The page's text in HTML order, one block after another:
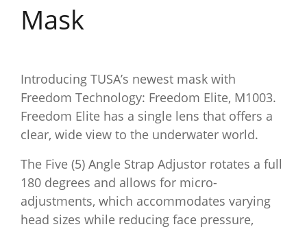
Mask
Introducing TUSA’s newest mask with
Freedom Technology: Freedom Elite, M1003.
Freedom Elite has a single lens that offers a
clear, wide view to the underwater world.
The Five (5) Angle Strap Adjustor rotates a full
180 degrees and allows for micro-
adjustments, which accommodates varying
head sizes while reducing face pressure,